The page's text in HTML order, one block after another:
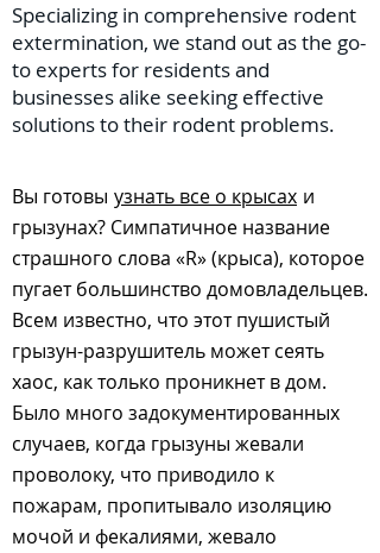
Specializing in comprehensive rodent
extermination, we stand out as the go-
to experts for residents and
businesses alike seeking effective
solutions to their rodent problems.
Вы готовы узнать все о крысах и
грызунах? Симпатичное название
страшного слова «R» (крыса), которое
пугает большинство домовладельцев.
Всем известно, что этот пушистый
грызун-разрушитель может сеять
хаос, как только проникнет в дом.
Было много задокументированных
случаев, когда грызуны жевали
проволоку, что приводило к
пожарам, пропитывало изоляцию
мочой и фекалиями, жевало